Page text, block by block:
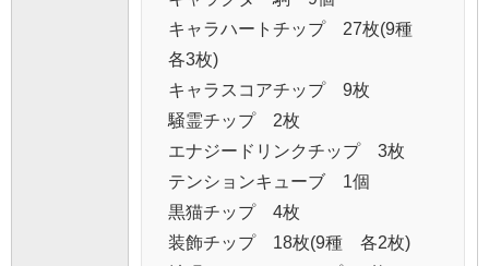
キャラハートチップ 27枚(9種
各3枚)
キャラスコアチップ 9枚
騒霊チップ 2枚
エナジードリンクチップ 3枚
テンションキューブ 1個
黒猫チップ 4枚
装飾チップ 18枚(9種 各2枚)